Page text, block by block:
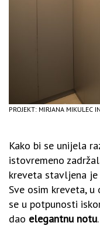
PROJEKT: MIRJANA MIKULEC
Kako bi se unijela
istovremeno
kreveta stavljena
Sve osim kreveta,
se u potpunosti
dao elegantnu notu.